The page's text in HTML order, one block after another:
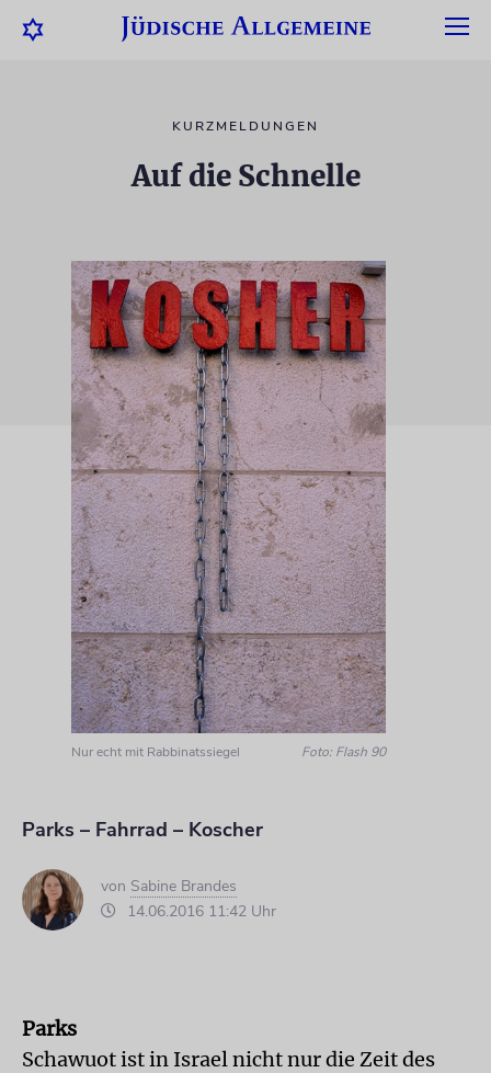
KURZMELDUNGEN
Auf die Schnelle
Nur echt mit Rabbinatssiegel Foto: Flash 90
Parks – Fahrrad – Koscher
von Sabine Brandes
14.06.2016 11:42 Uhr
Parks
Schawuot ist in Israel nicht nur die Zeit des